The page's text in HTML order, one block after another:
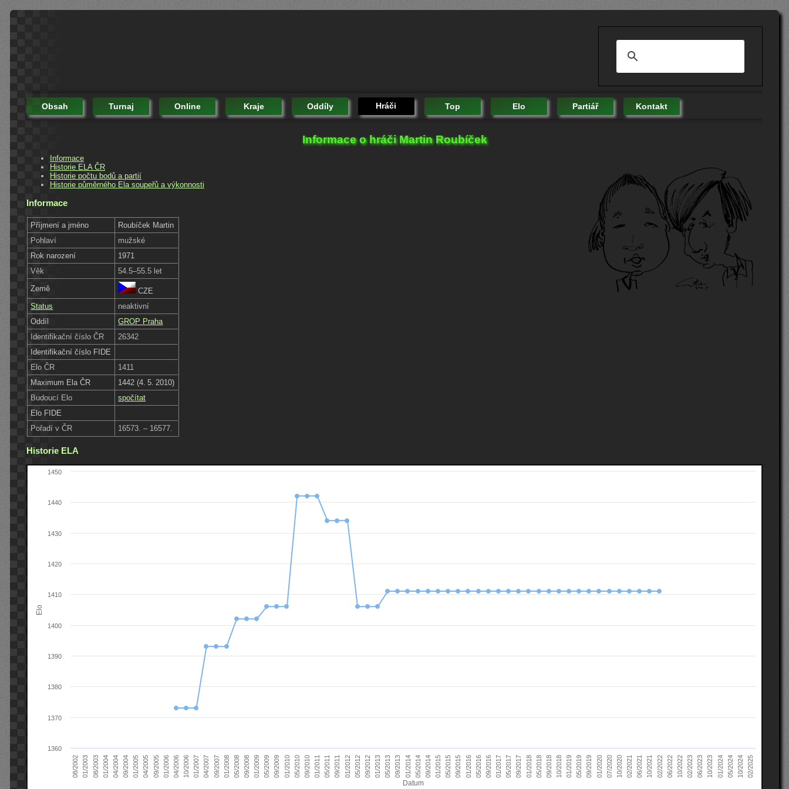
Obsah Turnaj Online Kraje Oddíly Hráči Top Elo Partiář Kontakt
Informace o hráči Martin Roubíček
Informace
Historie ELA ČR
Historie počtu bodů a partií
Historie půměrného Ela soupeřů a výkonnosti
Informace
Příjmení a jméno
Roubíček Martin
Pohlaví
mužské
Rok narození
1971
Věk
54.5–55.5 let
Země
CZE
Status
neaktivní
Oddíl
GROP Praha
Identifikační číslo ČR
26342
Identifikační číslo FIDE
Elo ČR
1411
Maximum Ela ČR
1442 (4. 5. 2010)
Budoucí Elo
spočítat
Elo FIDE
Pořadí v ČR
16573. – 16577.
Historie ELA
Datum
Elo
08/2002 01/2003 08/2003 01/2004 04/2004 09/2004 01/2005 04/2005 09/2005 01/2006 04/2006 10/2006 01/2007 04/2007 09/2007 01/2008 05/2008 09/2008 01/2009 05/2009 09/2009 01/2010 05/2010 09/2010 01/2011 05/2011 09/2011 01/2012 05/2012 09/2012 01/2013 05/2013 09/2013 01/2014 05/2014 09/2014 01/2015 05/2015 09/2015 01/2016 05/2016 09/2016 01/2017 05/2017 09/2017 01/2018 05/2018 09/2018 10/2018 01/2019 05/2019 09/2019 01/2020 07/2020 10/2020 02/2021 06/2021 10/2021 02/2022 06/2022 10/2022 02/2023 06/2023 10/2023 01/2024 05/2024 10/2024 02/2025
1360
1370
1380
1390
1400
1410
1420
1430
1440
1450